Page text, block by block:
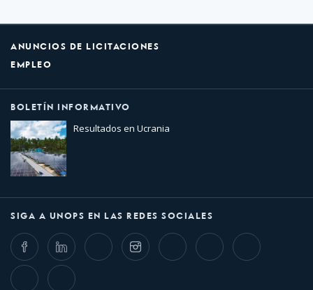
ANUNCIOS DE LICITACIONES
EMPLEO
BOLETÍN INFORMATIVO
Resultados en Ucrania
SIGA A UNOPS EN LAS REDES SOCIALES
FacebookLinkedIn Twitter InstagramWhatsappBluesky Threads
TikTok Flickr